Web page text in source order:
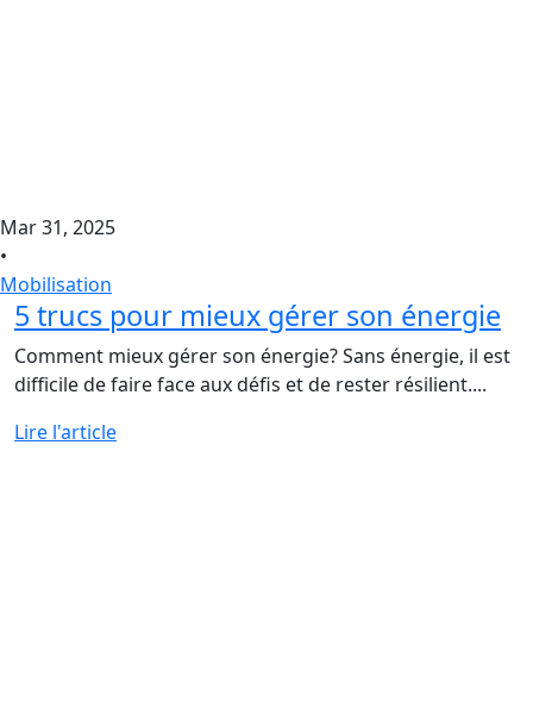
Mar 31, 2025
•
Mobilisation
5 trucs pour mieux gérer son énergie
Comment mieux gérer son énergie? Sans énergie, il est
difficile de faire face aux défis et de rester résilient....
Lire l'article